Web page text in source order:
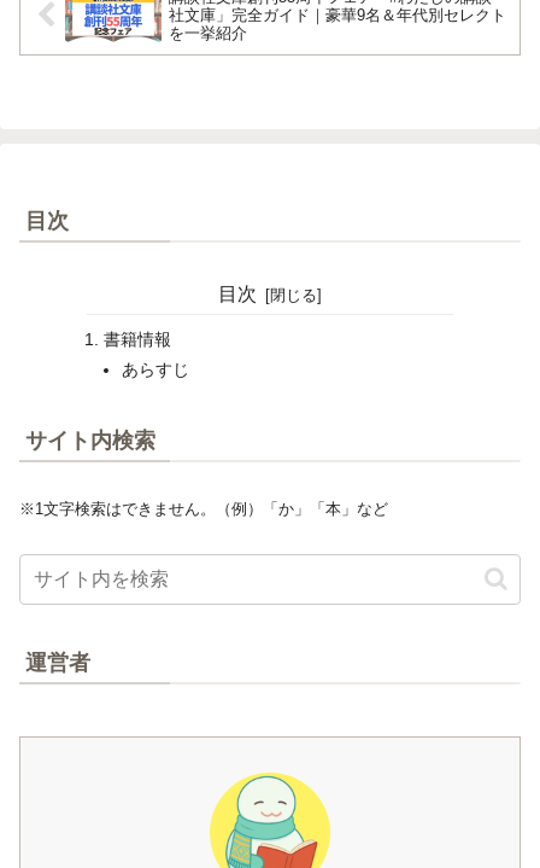
社文庫」完全ガイド｜豪華9名＆年代別セレクト
を一挙紹介
目次
目次
書籍情報
あらすじ
サイト内検索
※1文字検索はできません。（例）「か」「本」など
運営者